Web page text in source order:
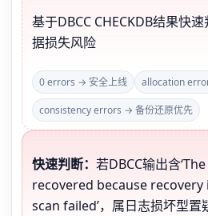
基于DBCC CHECKDB结果快
据损失风险
0 errors → 安全上线 allocation
consistency errors → 备份还原优先
快速判断： 若DBCC输出含
recovered because recovery
scan failed’，属日志损坏型置